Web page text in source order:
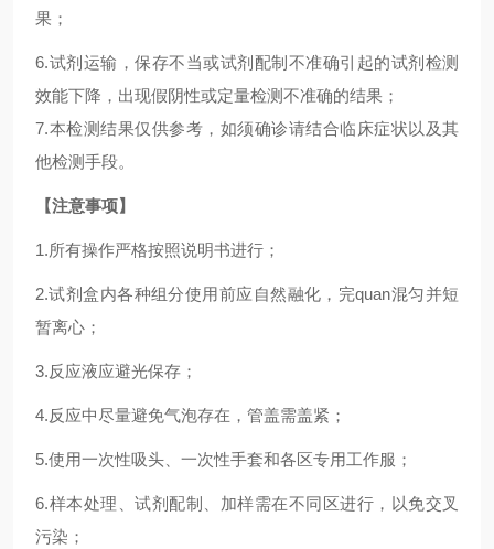
果；
6.试剂运输，保存不当或试剂配制不准确引起的试剂检测
效能下降，出现假阴性或定量检测不准确的结果；
7.本检测结果仅供参考，如须确诊请结合临床症状以及其
他检测手段。
【注意事项】
1.所有操作严格按照说明书进行；
2.试剂盒内各种组分使用前应自然融化，完quan混匀并短
暂离心；
3.反应液应避光保存；
4.反应中尽量避免气泡存在，管盖需盖紧；
5.使用一次性吸头、一次性手套和各区专用工作服；
6.样本处理、试剂配制、加样需在不同区进行，以免交叉
污染；